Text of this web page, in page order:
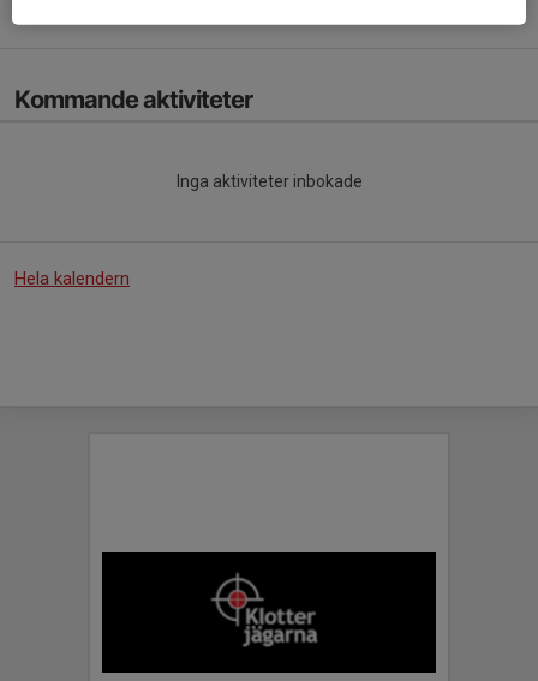
Kommande aktiviteter
Inga aktiviteter inbokade
Hela kalendern